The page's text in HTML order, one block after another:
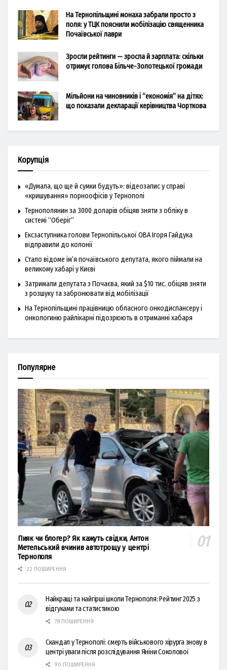
На Тернопільщині монаха забрали просто з
поля: у ТЦК пояснили мобілізацію священника
Почаївської лаври
Зросли рейтинги — зросла й зарплата: скільки
отримує голова Більче-Золотецької громади
Мільйони на чиновників і “економія” на дітях:
що показали декларації керівництва Чорткова
Корупція
«Думала, що ще й сумки будуть»: відеозапис у справі
«кришування» порноофісів у Тернополі
Тернополянин за 3000 доларів обіцяв зняти з обліку в
системі “Оберіг”
Ексзаступника голови Тернопільської ОВА Ігоря Гайдука
відправили до колонії
Стало відоме ім’я почаївського депутата, якого піймали на
великому хабарі у Києві
Затримали депутата з Почаєва, який за $10 тис. обіцяв зняти
з розшуку та забронювати від мобілізації
На Тернопільщині працівницю обласного онкодиспансеру і
онкологиню райлікарні підозрюють в отриманні хабаря
Популярне
Пияк чи блогер? Як кажуть свідки, Антон
Метельський вчинив автотрощу у центрі
Тернополя
22 ПОШИРЕННЯ
Найкращі та найгірші школи Тернополя: Рейтинг 2025 з
відгуками та статистикою
78 ПОШИРЕННЯ
Скандал у Тернополі: смерть військового хірурга знову в
центрі уваги після розслідування Яніни Соколової
90 ПОШИРЕННЯ